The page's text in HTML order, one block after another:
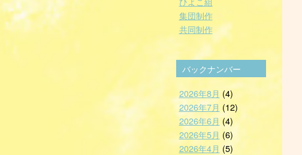
集団制作
共同制作
バックナンバー
2026年8月 (4)
2026年7月 (12)
2026年6月 (4)
2026年5月 (6)
2026年4月 (5)